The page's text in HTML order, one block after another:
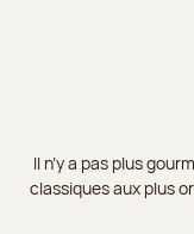
Il n’y a pas plus
classiques aux plus